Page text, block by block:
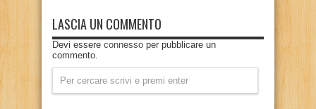
LASCIA UN COMMENTO
Devi essere connesso per pubblicare un
commento.